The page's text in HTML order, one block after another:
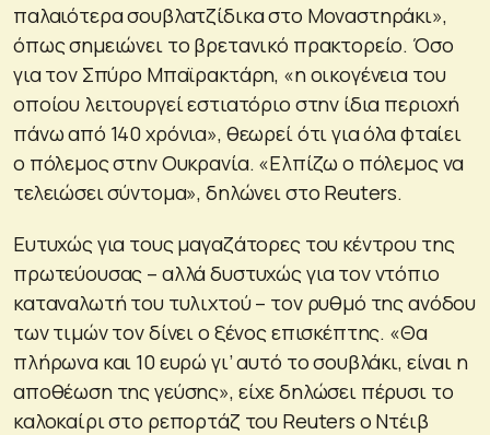
παλαιότερα σουβλατζίδικα στο Μοναστηράκι»,
όπως σημειώνει το βρετανικό πρακτορείο. Όσο
για τον Σπύρο Μπαϊρακτάρη, «η οικογένεια του
οποίου λειτουργεί εστιατόριο στην ίδια περιοχή
πάνω από 140 χρόνια», θεωρεί ότι για όλα φταίει
ο πόλεμος στην Ουκρανία. «Ελπίζω ο πόλεμος να
τελειώσει σύντομα», δηλώνει στο Reuters.
Ευτυχώς για τους μαγαζάτορες του κέντρου της
πρωτεύουσας – αλλά δυστυχώς για τον ντόπιο
καταναλωτή του τυλιχτού – τον ρυθμό της ανόδου
των τιμών τον δίνει ο ξένος επισκέπτης. «Θα
πλήρωνα και 10 ευρώ γι’ αυτό το σουβλάκι, είναι η
αποθέωση της γεύσης», είχε δηλώσει πέρυσι το
καλοκαίρι στο ρεπορτάζ του Reuters ο Ντέιβ